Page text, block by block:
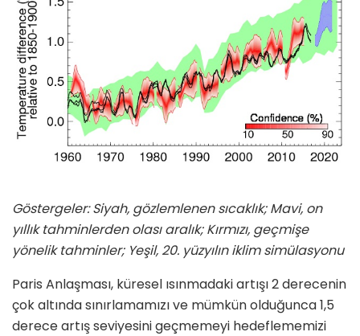
Göstergeler: Siyah, gözlemlenen sıcaklık; Mavi, on
yıllık tahminlerden olası aralık; Kırmızı, geçmişe
yönelik tahminler; Yeşil, 20. yüzyılın iklim simülasyonu
Paris Anlaşması, küresel ısınmadaki artışı 2 derecenin
çok altında sınırlamamızı ve mümkün olduğunca 1,5
derece artış seviyesini geçmemeyi hedeflememizi